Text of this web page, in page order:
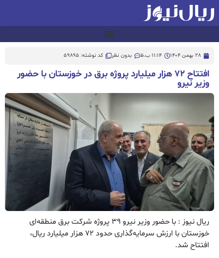
28 بهمن 1404 11:14 ب.ظ بدون نظر کد نوشته: 59895
افتتاح ۷۲ هزار میلیارد پروژه برق در خوزستان با حضور
وزیر نیرو
ریال نیوز : با حضور وزیر نیرو ۳۹ پروژه شرکت برق منطقه‌ای
خوزستان با ارزش سرمایه‌گذاری حدود ۷۲ هزار میلیارد ریال،
افتتاح شد.